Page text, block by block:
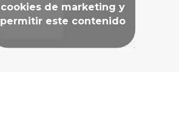
cookies de marketing y
permitir este contenido